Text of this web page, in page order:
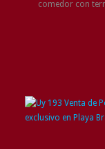
comedor con